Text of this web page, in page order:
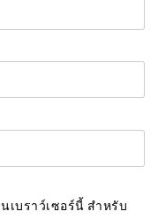
เบราว์เซอร์นี้ สำหรับ